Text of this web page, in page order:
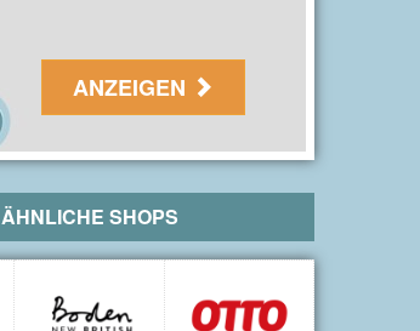
ANZEIGEN
ÄHNLICHE SHOPS